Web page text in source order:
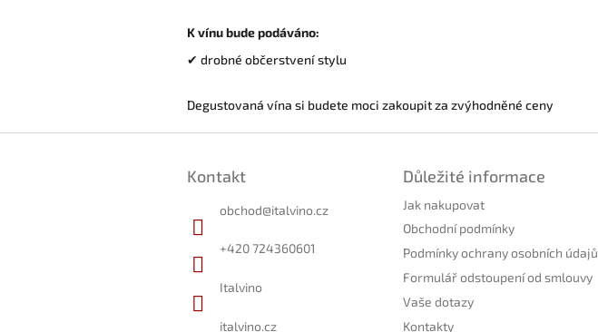
K vínu bude podáváno:
✔ drobné občerstvení stylu
Degustovaná vína si budete moci zakoupit za zvýhodněné ceny
Kontakt
obchod@italvino.cz
+420 724360601
Italvino
italvino.cz
Důležité informace
Jak nakupovat
Obchodní podmínky
Podmínky ochrany osobních údajů
Formulář odstoupení od smlouvy
Vaše dotazy
Kontakty